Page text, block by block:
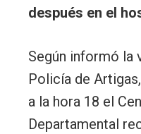
después en el
Según informó la
Policía de
a la hora 18 el
Departamental